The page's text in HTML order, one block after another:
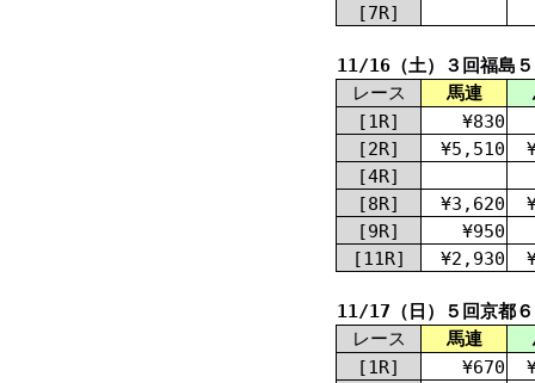
[7R]
11/16（土）３回福島
レース
馬連
[1R]
¥830
[2R]
¥5,510
[4R]
[8R]
¥3,620
[9R]
¥950
[11R]
¥2,930
11/17（日）５回京都
レース
馬連
[1R]
¥670